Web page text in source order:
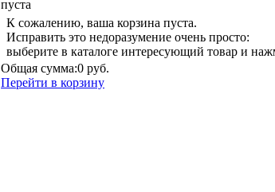
пуста
К сожалению, ваша корзина пуста.
Исправить это недоразумение очень просто:
выберите в каталоге интересующий товар и
Общая сумма:0 руб.
Перейти в корзину